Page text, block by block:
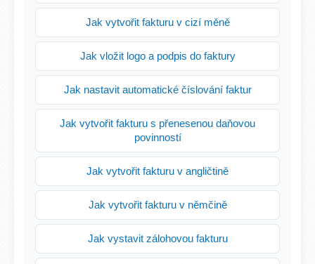
Jak vytvořit fakturu v cizí měně
Jak vložit logo a podpis do faktury
Jak nastavit automatické číslování faktur
Jak vytvořit fakturu s přenesenou daňovou
povinností
Jak vytvořit fakturu v angličtině
Jak vytvořit fakturu v němčině
Jak vystavit zálohovou fakturu